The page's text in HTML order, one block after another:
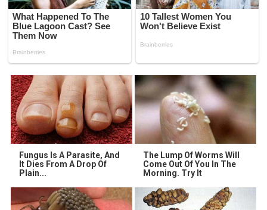
Fungus Is A Parasite, And
It Dies From A Drop Of
Plain...
The Lump Of Worms Will
Come Out Of You In The
Morning. Try It